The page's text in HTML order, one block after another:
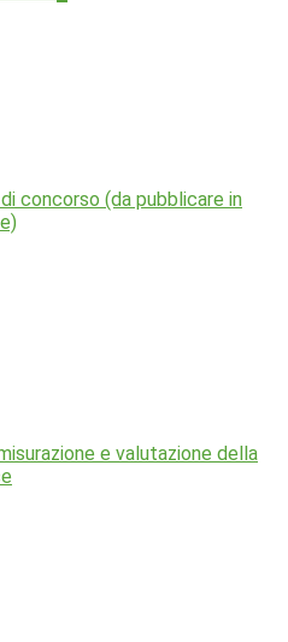
di concorso (da pubblicare in
e valutazione della